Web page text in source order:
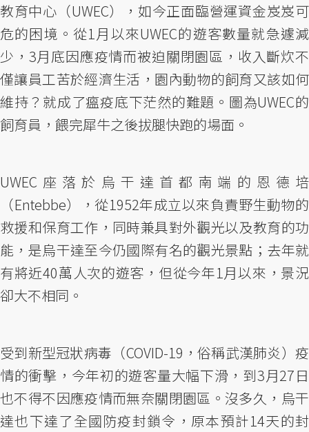
教育中心（UWEC），如今正面臨營運資金岌岌可
危的困境。從1月以來UWEC的遊客數量就急遽減
少，3月底因應疫情而被迫關閉園區，收入斷炊不
僅讓員工苦於經濟生活，園內動物的飼育又該如何
維持？就成了瘟疫底下茫然的難題。圖為UWEC的
飼育員，餵完犀牛之後拔腿快跑的場面。
UWEC座落於烏干達首都南端的恩德培
（Entebbe），從1952年成立以來負責野生動物的
救援和保育工作，同時兼具對外觀光以及教育的功
能，是烏干達至今仍國際有名的觀光景點；去年就
有將近40萬人次的遊客，但從今年1月以來，景況
卻大不相同。
受到新型冠狀病毒（COVID-19，俗稱武漢肺炎）疫
情的衝擊，今年初的遊客量大幅下滑，到3月27日
也不得不因應疫情而無奈關閉園區。沒多久，烏干
達也下達了全國防疫封鎖令，原本預計14天的封